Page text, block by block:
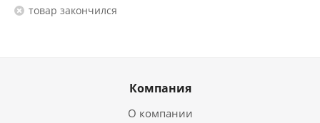
Товар закончился
Компания
О компании